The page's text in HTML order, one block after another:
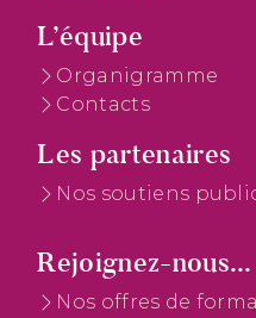
L’équipe
Organigramme
Contacts
Les partenaires
Nos soutiens
Rejoignez-nous...
Nos offres de